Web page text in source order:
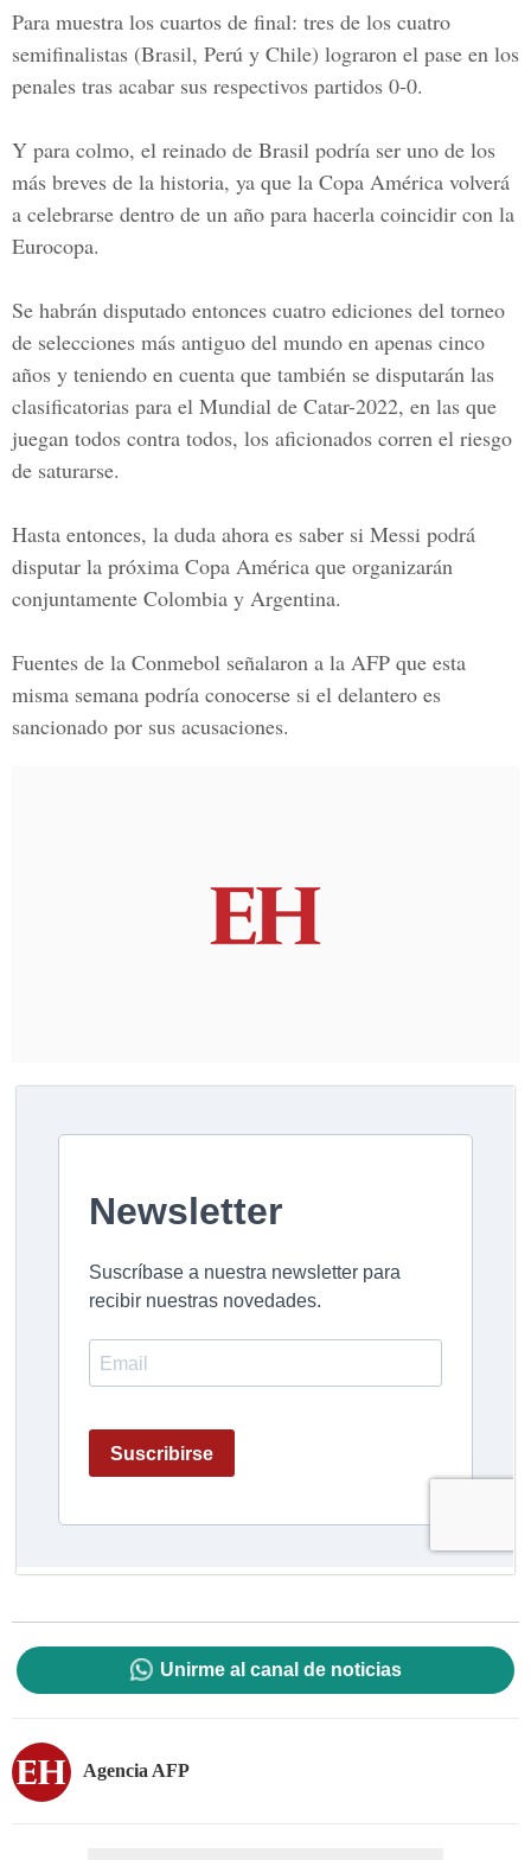
Para muestra los cuartos de final: tres de los cuatro
semifinalistas (Brasil, Perú y Chile) lograron el pase en los
penales tras acabar sus respectivos partidos 0-0.
Y para colmo, el reinado de Brasil podría ser uno de los
más breves de la historia, ya que la Copa América volverá
a celebrarse dentro de un año para hacerla coincidir con la
Eurocopa.
Se habrán disputado entonces cuatro ediciones del torneo
de selecciones más antiguo del mundo en apenas cinco
años y teniendo en cuenta que también se disputarán las
clasificatorias para el Mundial de Catar-2022, en las que
juegan todos contra todos, los aficionados corren el riesgo
de saturarse.
Hasta entonces, la duda ahora es saber si Messi podrá
disputar la próxima Copa América que organizarán
conjuntamente Colombia y Argentina.
Fuentes de la Conmebol señalaron a la AFP que esta
misma semana podría conocerse si el delantero es
sancionado por sus acusaciones.
Unirme al canal de noticias
Agencia AFP